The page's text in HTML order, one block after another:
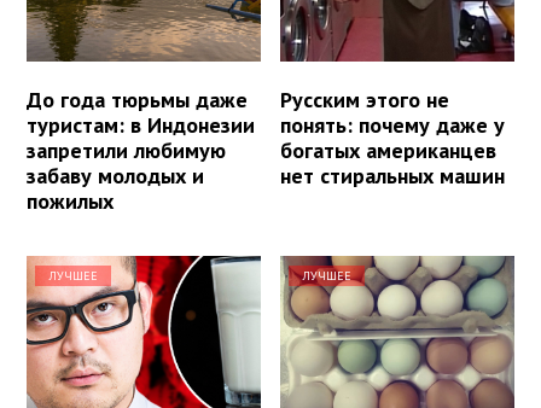
До года тюрьмы даже
туристам: в Индонезии
запретили любимую
забаву молодых и
пожилых
Русским этого не
понять: почему даже у
богатых американцев
нет стиральных машин
ЛУЧШЕЕ ЛУЧШЕЕ